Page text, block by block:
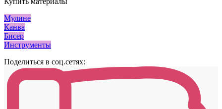
Мулине
Канва
Бисер
Инструменты
Поделиться в соц.сетях: